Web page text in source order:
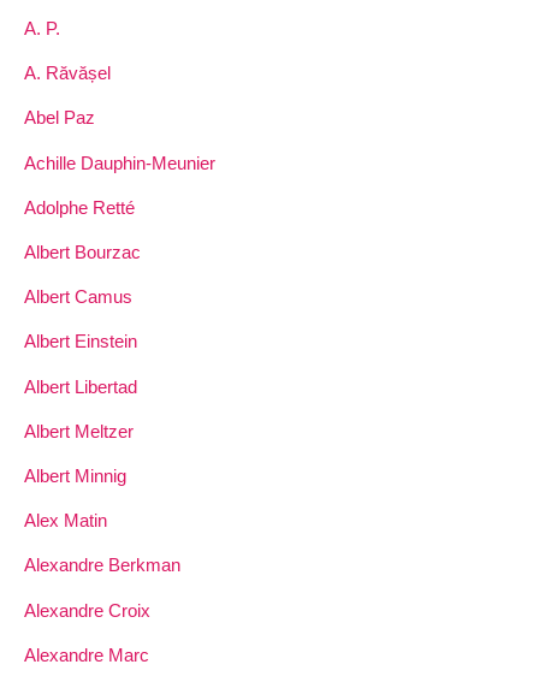
A. P.
A. Răvășel
Abel Paz
Achille Dauphin-Meunier
Adolphe Retté
Albert Bourzac
Albert Camus
Albert Einstein
Albert Libertad
Albert Meltzer
Albert Minnig
Alex Matin
Alexandre Berkman
Alexandre Croix
Alexandre Marc